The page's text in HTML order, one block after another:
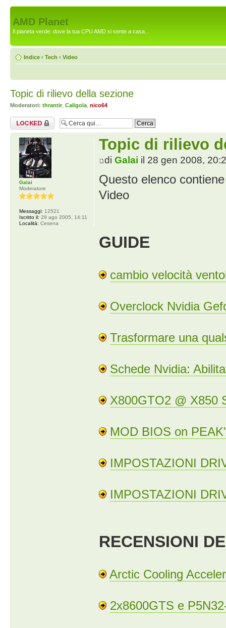
AMD Planet
Il pianeta verde: dove la tua CPU AMD si sente a casa...
Indice ‹ Tech ‹ Video
Topic di rilievo della sezione
Moderatori: thrantir, Caligola nico64
Argomento
bloccato
Topic di rilievo
di Galai il 28 gen 2008,
Questo elenco
Video
GUIDE
cambio velocità
Overclock Nvidia
Trasformare una
Schede Nvidia:
X800GTO2 @ X850
MOD BIOS on
IMPOSTAZIONI
IMPOSTAZIONI
RECENSIONI
Arctic Cooling
2x8600GTS e
Galai
Moderatore
Messaggi: 12521
Iscritto il: 29 ago 2005, 14:11
Località: Cesena